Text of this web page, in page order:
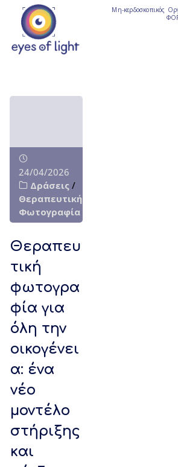
Μη-κερδοσκοπικός
24/04/2026
Δράσεις /
Θεραπευτική
Φωτογραφία
Θεραπευ
τική
φωτογρα
φία για
όλη την
οικογένει
α: ένα
νέο
μοντέλο
στήριξης
και